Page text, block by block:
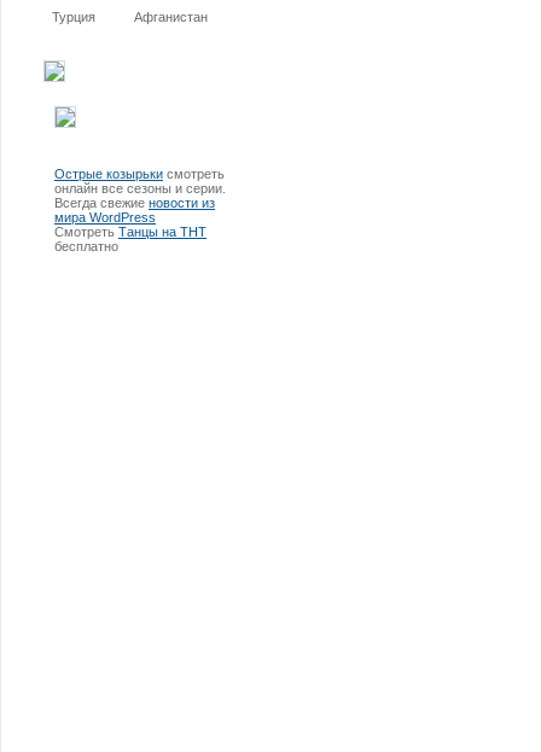
Турция Афганистан
Острые козырьки смотреть
онлайн все сезоны и серии.
Всегда свежие новости из
мира WordPress
Смотреть Танцы на ТНТ
бесплатно